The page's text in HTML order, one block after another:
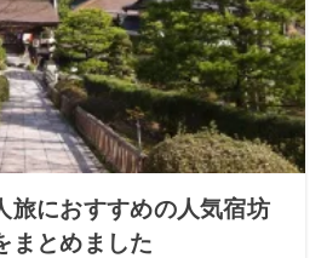
旅におすすめの人気宿坊
まとめました